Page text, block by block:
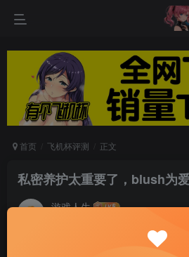
首页 飞机杯评测 正文
私密养护太重要了，blush为
游戏人生